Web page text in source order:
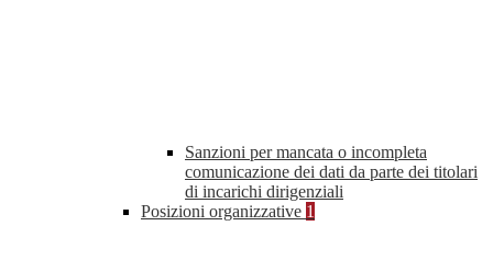
Sanzioni per mancata o incompleta
comunicazione dei dati da parte dei titolari
di incarichi dirigenziali
Posizioni organizzative 1